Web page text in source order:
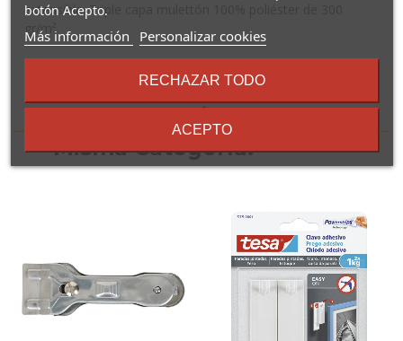
extensible. Triple capa mulettón 100% poliéster de 300
gr/m².
16 Otros Productos En La
Misma Categoría:
botón Acepto.
Más información
sobre
términos
condiciones
Personalizar cookies
RECHAZAR TODO
ACEPTO